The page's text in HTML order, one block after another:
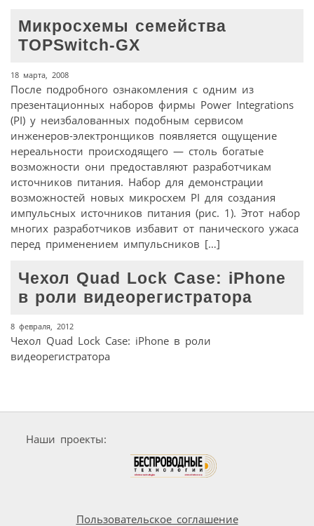
Микросхемы семейства
TOPSwitch-GX
18 марта, 2008
После подробного ознакомления с одним из
презентационных наборов фирмы Power Integrations
(PI) у неизбалованных подобным сервисом
инженеров-электронщиков появляется ощущение
нереальности происходящего — столь богатые
возможности они предоставляют разработчикам
источников питания. Набор для демонстрации
возможностей новых микросхем PI для создания
импульсных источников питания (рис. 1). Этот набор
многих разработчиков избавит от панического ужаса
перед применением импульсников […]
Чехол Quad Lock Case: iPhone
в роли видеорегистратора
8 февраля, 2012
Чехол Quad Lock Case: iPhone в роли
видеорегистратора
Наши проекты:
Пользовательское соглашение